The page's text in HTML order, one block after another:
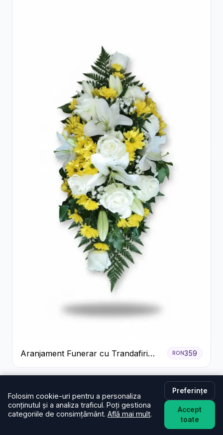
Aranjament Funerar cu Trandafiri
Albi Crizanteme Galbene și Crini
RON359
Ce spun clienții din Hunedoara despre
serviciile noastre
Folosim cookie-uri pentru a personaliza
conținutul și a analiza traficul. Poți gestiona
categoriile de consimțământ. Află mai mult.
Preferințe
Accept
toate